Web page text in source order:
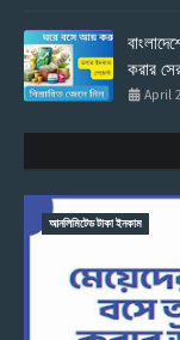
করার
April
আনলিমিটেড টাকা ইনকাম